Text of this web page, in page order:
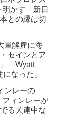
かす「新日
との縁は切
量解雇に海
セインとア
「Wyatt
なった」
ンレーの
フィンレーが
る犬連中な